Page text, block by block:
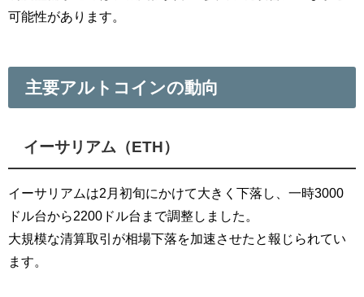
可能性があります。
主要アルトコインの動向
イーサリアム（ETH）
イーサリアムは2月初旬にかけて大きく下落し、一時3000
ドル台から2200ドル台まで調整しました。
大規模な清算取引が相場下落を加速させたと報じられてい
ます。